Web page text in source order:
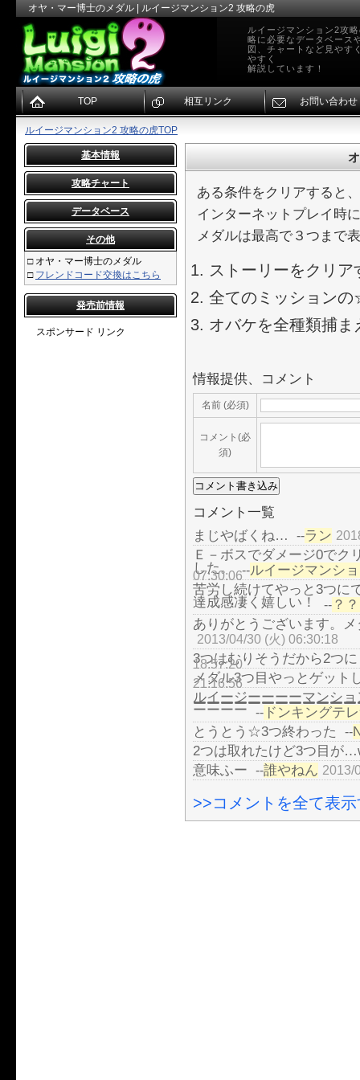
オヤ・マー博士のメダル | ルイージマンション2 攻略の虎
ルイージマンション2攻
略に必要なデータベース
図、チャートなど見やす
やすく
解説しています！
ルイージマンション2 攻略の虎TOP
基本情報
攻略チャート
データベース
その他
□ オヤ・マー博士のメダル
□ フレンドコード交換はこちら
発売前情報
スポンサード リンク
ある条件をクリアすると
インターネットプレイ時
メダルは最高で３つまで
ストーリーをクリア
全てのミッション
オバケを全種類捕
情報提供、コメント
名前 (必須)
コメント(必
須)
コメント一覧
まじやばくね…
--ラン
Ｅ－ボスでダメージ0で
した。 --ルイージマンシ
07:30:06
苦労し続けてやっと3つに
達成感凄く嬉しい！ -- ？
ありがとうございます。
2013/04/30 (火) 06:30:18
3つはむりそうだから2つ
18:57:20
メダル3つ目やっとゲット
21:16:56
ルイージーーーーマンシ
ーーーーーーーーーーーーーーーーーーーーーーーーーーーーーーーーーーーーーーーーーーーーーー
ーーーー -- ドンキングテ
とうとう☆3つ終わった
--
2つは取れたけど3つ目が
意味ふー
--誰やねん 2013/
>>コメントを全て表
TOP 相互リンク お問い合わせ